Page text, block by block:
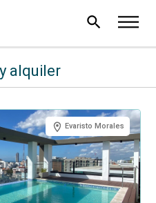
search
alquiler
Evaristo Morales